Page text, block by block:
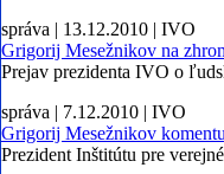
správa | 13.12.2010 | IVO
Grigorij Mesežnikov na
Prejav prezidenta IVO o
správa | 7.12.2010 | IVO
Grigorij Mesežnikov
Prezident Inštitútu pre